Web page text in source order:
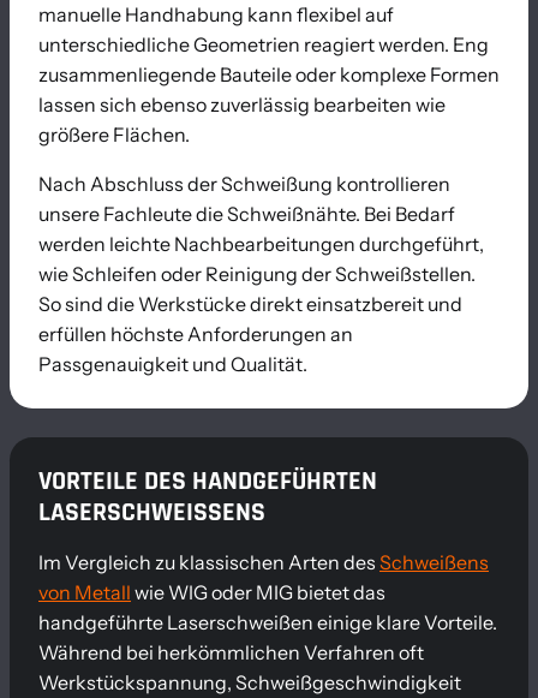
manuelle Handhabung kann flexibel auf
unterschiedliche Geometrien reagiert werden. Eng
zusammenliegende Bauteile oder komplexe Formen
lassen sich ebenso zuverlässig bearbeiten wie
größere Flächen.
Nach Abschluss der Schweißung kontrollieren
unsere Fachleute die Schweißnähte. Bei Bedarf
werden leichte Nachbearbeitungen durchgeführt,
wie Schleifen oder Reinigung der Schweißstellen.
So sind die Werkstücke direkt einsatzbereit und
erfüllen höchste Anforderungen an
Passgenauigkeit und Qualität.
VORTEILE DES HANDGEFÜHRTEN
LASERSCHWEISSENS
Im Vergleich zu klassischen Arten des Schweißens
von Metall wie WIG oder MIG bietet das
handgeführte Laserschweißen einige klare Vorteile.
Während bei herkömmlichen Verfahren oft
Werkstückspannung, Schweißgeschwindigkeit